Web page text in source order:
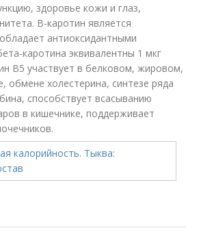
здоровье кожи и глаз,
В-каротин является
антиоксидантными
каротина эквивалентны 1 мкг
В5 участвует в белковом, жировом,
обмене холестерина, синтезе ряда
способствует всасыванию
в кишечнике, поддерживает